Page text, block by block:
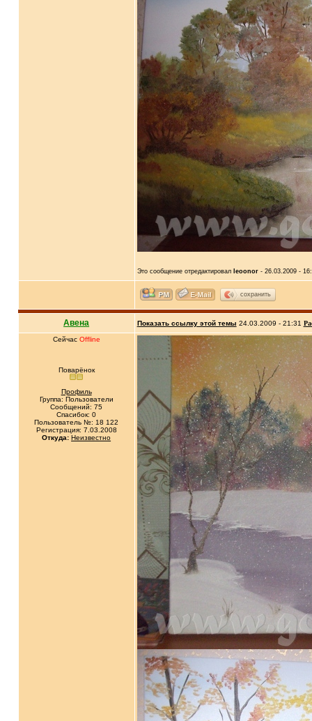
Это сообщение отредактировал leoonor- 26.03.2009 -
сохранить
Авена Показать ссылку этой темы 24.03.2009 - 21:31
Сейчас Offline
Поварёнок
Профиль
Группа: Пользователи
Сообщений: 75
Спасибок: 0
Пользователь №: 18 122
Регистрация: 7.03.2008
Откуда: Неизвестно